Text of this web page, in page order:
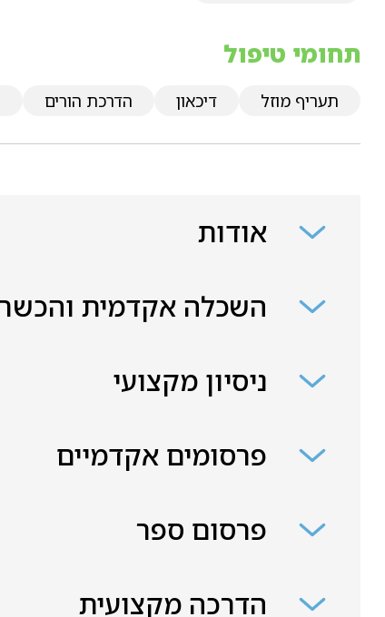
תחומי טיפול
תעריף מוזל דיכאון הדרכת הורים
אודות
השכלה אקדמית
ניסיון מקצועי
פרסומים אקדמיים
פרסום ספר
הדרכה מקצועית